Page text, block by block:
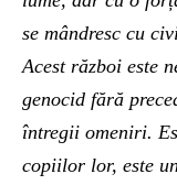
se mândresc cu
Acest război este
genocid fără
întregii omeniri.
copiilor lor, este